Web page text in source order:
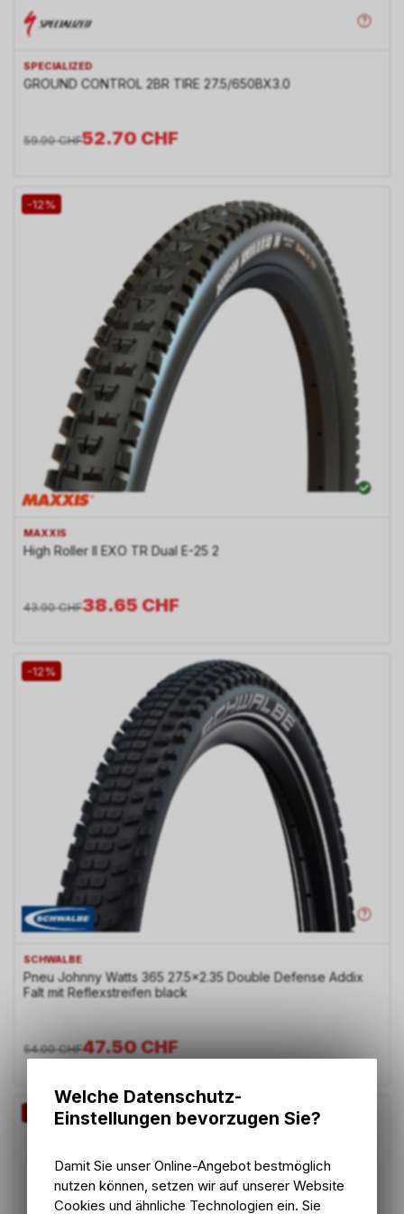
SPECIALIZED
GROUND CONTROL 2BR TIRE 27.5/650BX3.0
52.70CHF
59.90 CHF
-12%
MAXXIS
High Roller II EXO TR Dual E-25 2
38.65CHF
43.90 CHF
-12%
SCHWALBE
Pneu Johnny Watts 365 27.5x2.35 Double Defense Addix
Falt mit Reflexstreifen black
47.50CHF
54.00 CHF
-12%
Welche Datenschutz-
Einstellungen bevorzugen Sie?
Damit Sie unser Online-Angebot bestmöglich
nutzen können, setzen wir auf unserer Website
Cookies und ähnliche Technologien ein. Sie